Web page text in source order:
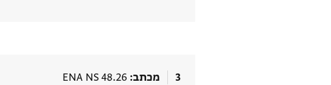
3 מכתב ENA NS 48.26